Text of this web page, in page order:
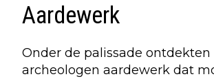
Aardewerk
Onder de palissade ontdekten
archeologen aardewerk dat